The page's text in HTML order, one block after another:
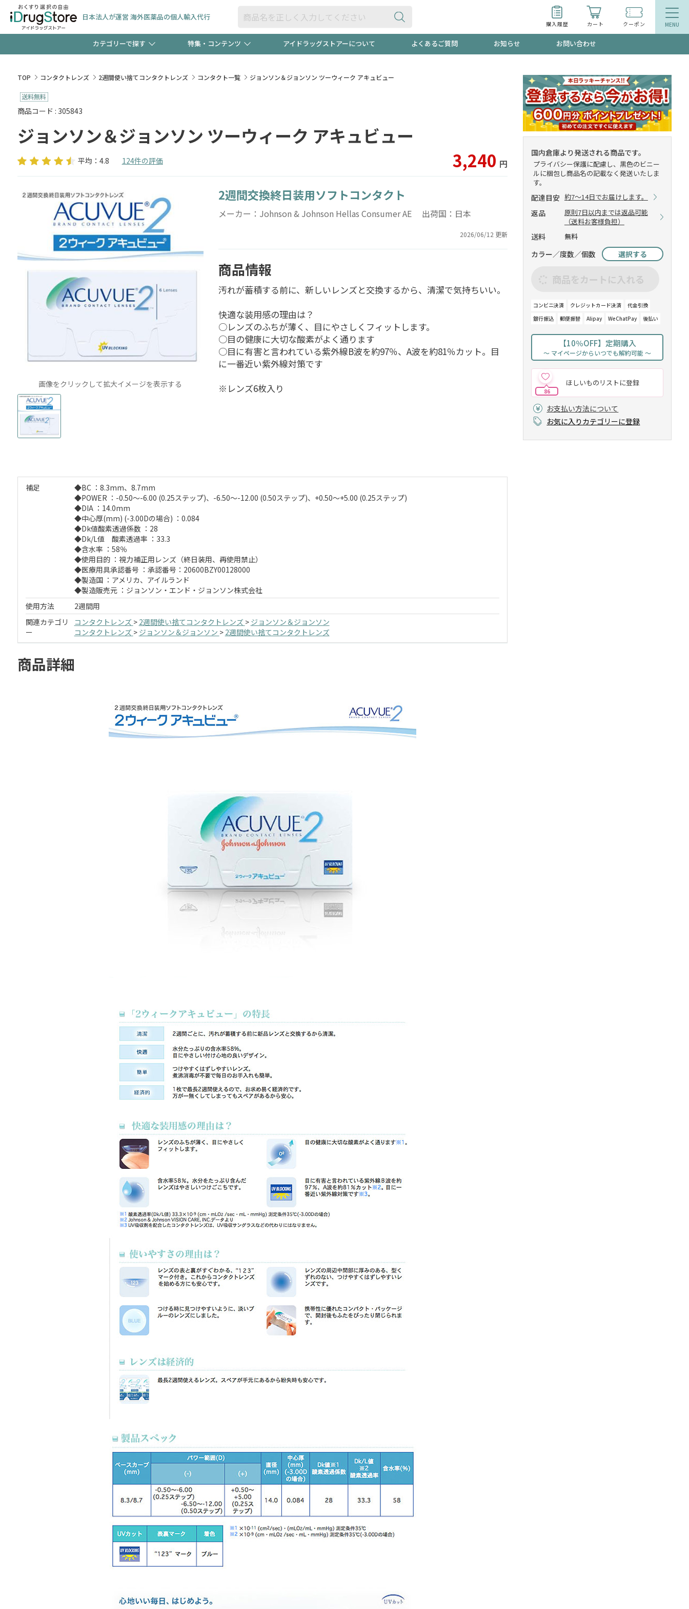
日本法人が運営 海外医薬品の個人輸入代行
購入履歴 カート クーポン
カテゴリーで探す
食品
検査キット ペット用品 オトナ向け
特集・コンテンツ
【週末限定】新規会員登録ポイント2倍600円分プレ
【早割】お得なクーポン"3種類"出現中！今月のスト
極冷メントールで、夏の頭皮ストレスを完全リセッ
ト！
新規登録で！今すぐ使えるクーポンプレゼント中！！
当店スタッフが贈る音声プログラム 友だち大募集！限定クーポンも不定期配信
アイドラッグストアーについて よくあるご質問 お知らせ お問い合わせ
TOP コンタクトレンズ 2週間使い捨てコンタクトレンズ コンタクト一覧 ジョンソン＆ジョンソン ツーウィーク アキュビュー
商品コード : 305843
ジョンソン＆ジョンソン ツーウィーク アキュビュー
平均：4.8 124件の評価 3,240 円
画像をクリックして拡大イメージを表示する
2週間交換終日装用ソフトコンタクト
メーカー：Johnson & Johnson Hellas Consumer AE 出荷国：日本
2026/06/12 更新
商品情報
汚れが蓄積する前に、新しいレンズと交換するから、清潔で気持ちいい。
快適な装用感の理由は？
○レンズのふちが薄く、目にやさしくフィットします。
○目の健康に大切な酸素がよく通ります
○目に有害と言われている紫外線B波を約97％、A波を約81％カット。目
に一番近い紫外線対策です
※レンズ6枚入り
国内倉庫より発送される商品です。
プライバシー保護に配慮し、黒色のビニー
ルに梱包し商品名の記載なく発送いたしま
す。
配達目安 約7～14日でお届けします。
返品
原則7日以内までは返品可能
（送料お客様負担）
送料 無料
カラー／度数／個数 選択する
商品をカートに入れる
コンビニ決済 クレジットカード決済
代金引換
銀行振込
郵便振替 Alipay WeChatPay 後払い
【10％OFF】定期購入
～ マイページからいつでも解約可能 ～
ほしいものリストに登録
86
お支払い方法について
お気に入りカテゴリーに登録
補足
◆BC ：8.3mm、8.7mm
◆POWER ：-0.50～-6.00 (0.25ステップ)、-6.50～-12.00 (0.50ステップ)、+0.50～+5.00 (0.25ステップ)
◆DIA ：14.0mm
◆中心厚(mm) (-3.00Dの場合) ：0.084
◆Dk値酸素透過係数 ：28
◆Dk/L値 酸素透過率 ：33.3
◆含水率 ：58％
◆使用目的 ：視力補正用レンズ（終日装用、再使用禁止）
◆医療用具承認番号 ：承認番号：20600BZY00128000
◆製造国 ：アメリカ、アイルランド
◆製造販売元 ：ジョンソン・エンド・ジョンソン株式会社
使用方法
2週間用
関連カテゴリ
ー
コンタクトレンズ > 2週間使い捨てコンタクトレンズ > ジョンソン＆ジョンソン
コンタクトレンズ > ジョンソン＆ジョンソン > 2週間使い捨てコンタクトレンズ
商品詳細